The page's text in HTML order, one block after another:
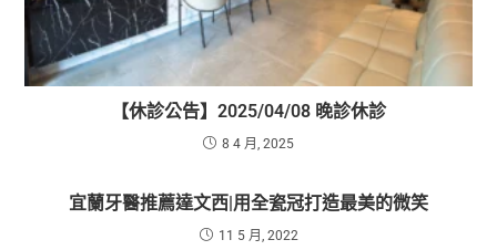
【休診公告】2025/04/08 晚診休診
8 4 月, 2025
宜蘭牙醫推薦達文西|用全瓷冠打造最美的微笑
11 5 月, 2022